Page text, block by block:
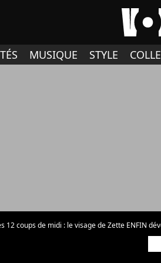
MUSIQUE STYLE
12 coups de midi : le visage de Zette ENFIN